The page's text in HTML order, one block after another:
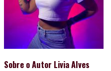
Sobre o Autor Livia Alves